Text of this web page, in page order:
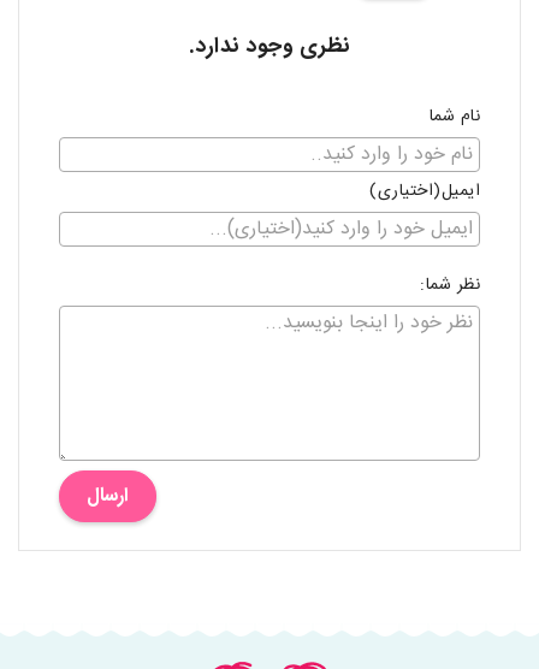
نظری وجود ندارد.
نام شما
ایمیل(اختیاری)
نظر شما:
ارسال